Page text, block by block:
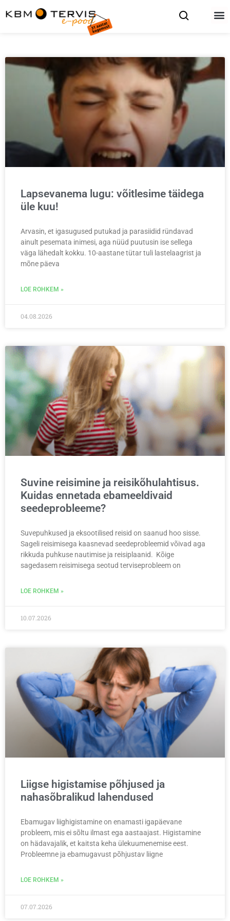
Lapsevanema lugu: võitlesime täidega
üle kuu!
Arvasin, et igasugused putukad ja parasiidid ründavad
ainult pesemata inimesi, aga nüüd puutusin ise sellega
väga lähedalt kokku. 10-aastane tütar tuli lastelaagrist ja
mõne päeva
LOE ROHKEM »
04.08.2026
Suvine reisimine ja reisikõhulahtisus.
Kuidas ennetada ebameeldivaid
seedeprobleeme?
Suvepuhkused ja eksootilised reisid on saanud hoo sisse.
Sageli reisimisega kaasnevad seedeprobleemid võivad aga
rikkuda puhkuse nautimise ja reisiplaanid. Kõige
sagedasem reisimisega seotud terviseprobleem on
LOE ROHKEM »
10.07.2026
Liigse higistamise põhjused ja
nahasõbralikud lahendused
Ebamugav liighigistamine on enamasti igapäevane
probleem, mis ei sõltu ilmast ega aastaajast. Higistamine
on hädavajalik, et kaitsta keha ülekuumenemise eest.
Probleemne ja ebamugavust põhjustav liigne
LOE ROHKEM »
07.07.2026